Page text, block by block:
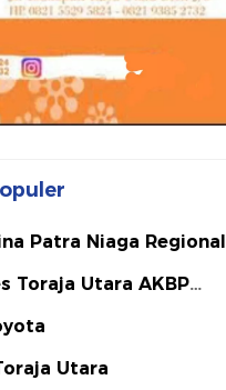
Patra Niaga Regional
Toraja Utara AKBP
Utara